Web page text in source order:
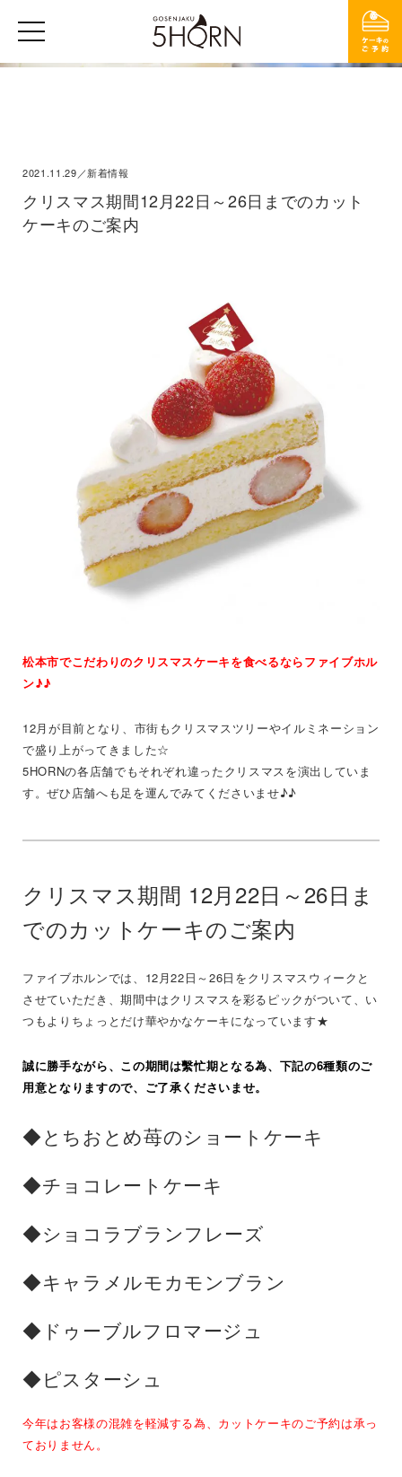
2021.11.29／新着情報
クリスマス期間12月22日～26日までのカット
ケーキのご案内
松本市でこだわりのクリスマスケーキを食べるならファイブホル
ン♪♪
12月が目前となり、市街もクリスマスツリーやイルミネーション
で盛り上がってきました☆
5HORNの各店舗でもそれぞれ違ったクリスマスを演出していま
す。ぜひ店舗へも足を運んでみてくださいませ♪♪
クリスマス期間 12月22日～26日ま
でのカットケーキのご案内
ファイブホルンでは、12月22日～26日をクリスマスウィークと
させていただき、期間中はクリスマスを彩るピックがついて、い
つもよりちょっとだけ華やかなケーキになっています★
誠に勝手ながら、この期間は繫忙期となる為、下記の6種類のご
用意となりますので、ご了承くださいませ。
◆とちおとめ苺のショートケーキ
◆チョコレートケーキ
◆ショコラブランフレーズ
◆キャラメルモカモンブラン
◆ドゥーブルフロマージュ
◆ピスターシュ
今年はお客様の混雑を軽減する為、カットケーキのご予約は承っ
ておりません。